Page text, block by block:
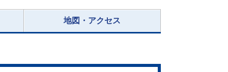
地図・アクセス